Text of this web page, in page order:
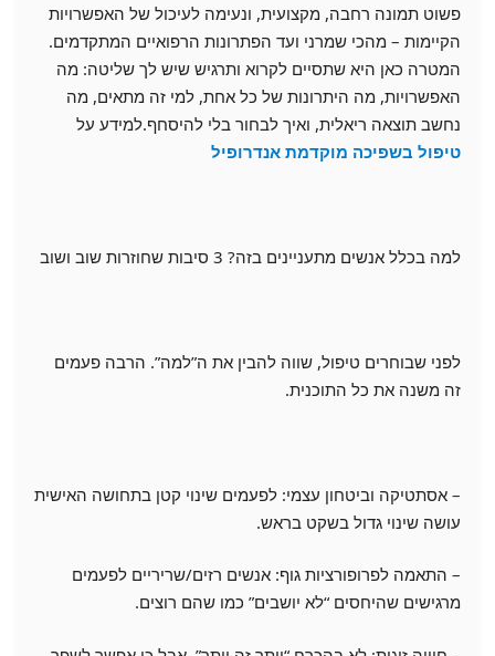
פשוט תמונה רחבה, מקצועית, ונעימה לעיכול של האפשרויות
הקיימות – מהכי שמרני ועד הפתרונות הרפואיים המתקדמים.
המטרה כאן היא שתסיים לקרוא ותרגיש שיש לך שליטה: מה
האפשרויות, מה היתרונות של כל אחת, למי זה מתאים, מה
נחשב תוצאה ריאלית, ואיך לבחור בלי להיסחף.למידע על
טיפול בשפיכה מוקדמת אנדרופיל
למה בכלל אנשים מתעניינים בזה? 3 סיבות שחוזרות שוב ושוב
לפני שבוחרים טיפול, שווה להבין את ה”למה”. הרבה פעמים
זה משנה את כל התוכנית.
– אסתטיקה וביטחון עצמי: לפעמים שינוי קטן בתחושה האישית
עושה שינוי גדול בשקט בראש.
– התאמה לפרופורציות גוף: אנשים רזים/שריריים לפעמים
מרגישים שהיחסים “לא יושבים” כמו שהם רוצים.